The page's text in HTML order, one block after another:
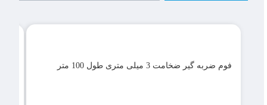
فوم ضربه گیر ضخامت 3 میلی متری طول 100 متر